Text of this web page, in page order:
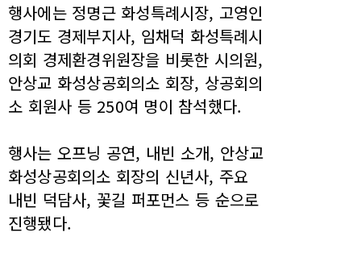
행사에는 정명근 화성특례시장, 고영인
경기도 경제부지사, 임채덕 화성특례시
의회 경제환경위원장을 비롯한 시의원,
안상교 화성상공회의소 회장, 상공회의
소 회원사 등 250여 명이 참석했다.
행사는 오프닝 공연, 내빈 소개, 안상교
화성상공회의소 회장의 신년사, 주요
내빈 덕담사, 꽃길 퍼포먼스 등 순으로
진행됐다.